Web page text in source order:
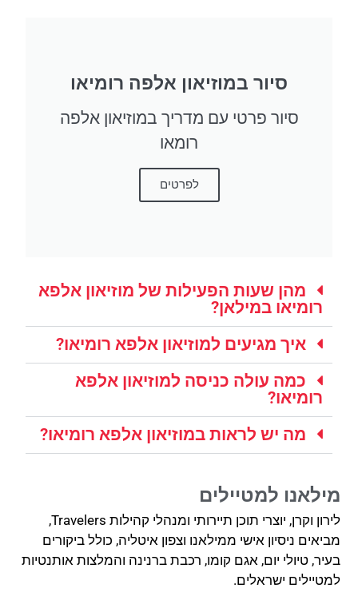
סיור במוזיאון אלפה רומיאו
סיור פרטי עם מדריך במוזיאון אלפה
רומאו
לפרטים
מהן שעות הפעילות של מוזיאון אלפא
רומיאו במילאן?
איך מגיעים למוזיאון אלפא רומיאו?
כמה עולה כניסה למוזיאון אלפא
רומיאו?
מה יש לראות במוזיאון אלפא רומיאו?
מילאנו למטיילים
לירון וקרן, יוצרי תוכן תיירותי ומנהלי קהילות Travelers,
מביאים ניסיון אישי ממילאנו וצפון איטליה, כולל ביקורים
בעיר, טיולי יום, אגם קומו, רכבת ברנינה והמלצות אותנטיות
למטיילים ישראלים.